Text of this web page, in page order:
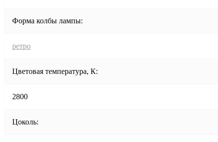
Форма колбы лампы:
ретро
Цветовая температура, К:
2800
Цоколь: